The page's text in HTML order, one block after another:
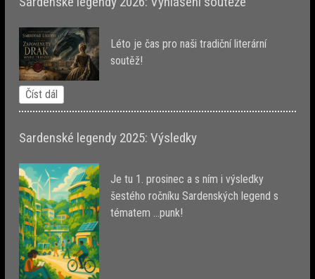
Léto je čas pro naši tradiční literární
soutěž!
Číst dál
Sardenské legendy 2025: Výsledky
Je tu 1. prosinec a s ním i výsledky
šestého ročníku Sardenských legend s
tématem ...punk!